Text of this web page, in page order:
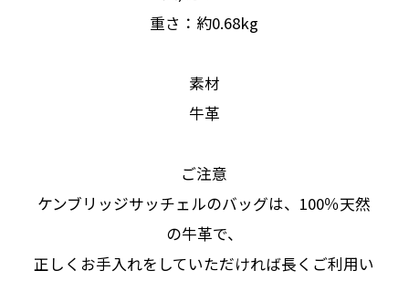
重さ：約0.68kg
素材
牛革
ご注意
ケンブリッジサッチェルのバッグは、100％天然
の牛革で、
正しくお手入れをしていただければ長くご利用い